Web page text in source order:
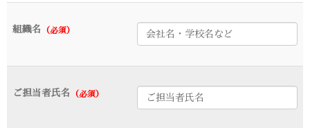
組織名 （必須）
ご担当者氏名 （必須）